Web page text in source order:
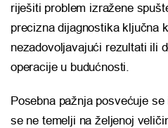
riješiti problem izražene
precizna dijagnostika ključna
nezadovoljavajući rezultati ili
operacije u budućnosti.
Posebna pažnja posvećuje
se ne temelji na željenoj